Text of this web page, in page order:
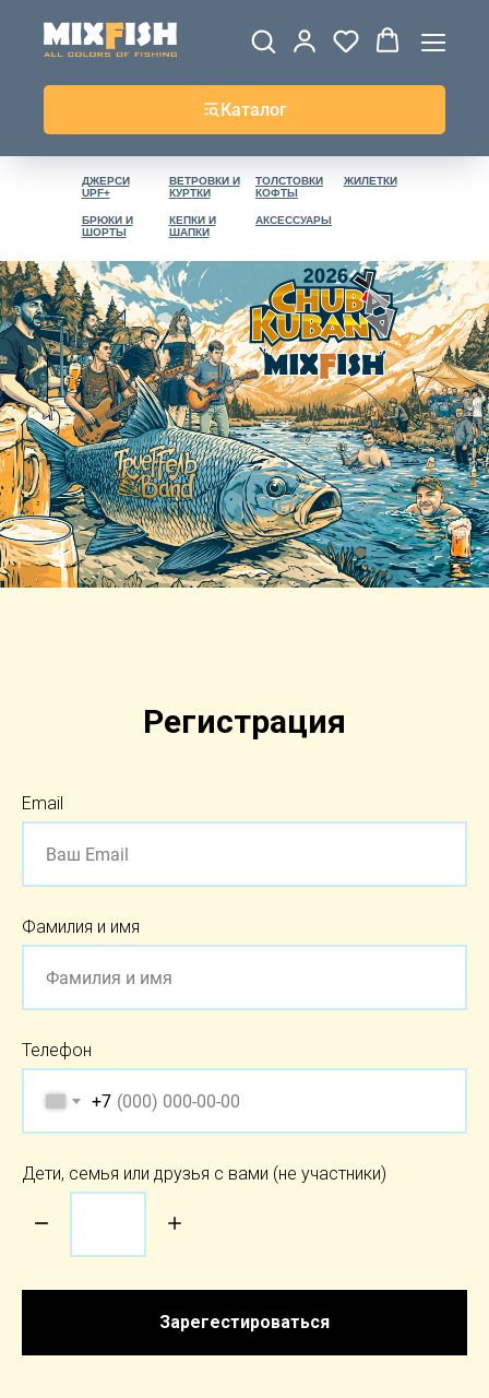
Каталог
БРЮКИ И
ШОРТЫ
КЕПКИ И
ШАПКИ
АКСЕССУАРЫ
ДЖЕРСИ
UPF+
ВЕТРОВКИ И
КУРТКИ
ТОЛСТОВКИ
КОФТЫ
ЖИЛЕТКИ
Регистрация
Email
Фамилия и имя
Телефон
+7
Дети, семья или друзья с вами (не участники)
Зарегестироваться